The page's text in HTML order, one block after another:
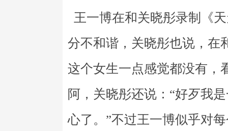
王一博在和关晓彤录制《
分不和谐，关晓彤也说，在
这个女生一点感觉都没有，
阿，关晓彤还说：“好歹我
心了。”不过王一博似乎对